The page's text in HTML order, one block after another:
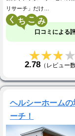
リサーチ」だけ…
く こ
口コミによる
2.78 （レビュー
ヘルシーホーム
ーチ！